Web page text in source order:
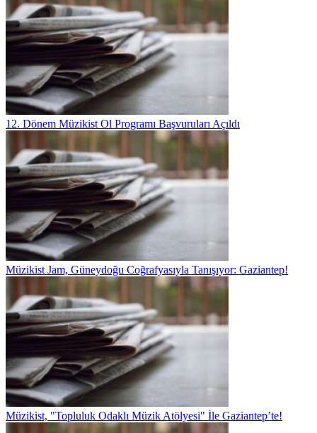
12. Dönem Müzikist Ol Programı Başvuruları Açıldı
Müzikist Jam, Güneydoğu Coğrafyasıyla Tanışıyor: Gaziantep!
Müzikist, "Topluluk Odaklı Müzik Atölyesi" İle Gaziantep’te!